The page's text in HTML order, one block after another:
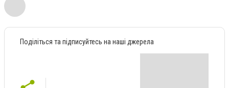
Поділіться та підписуйтесь на наші джерела